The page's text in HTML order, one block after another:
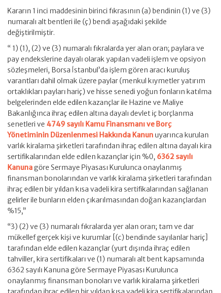
Kararın 1 inci maddesinin birinci fıkrasının (a) bendinin (1) ve (3)
numaralı alt bentleri ile (ç) bendi aşağıdaki şekilde
değiştirilmiştir.
“ 1) (1), (2) ve (3) numaralı fıkralarda yer alan oran; paylara ve
pay endekslerine dayalı olarak yapılan vadeli işlem ve opsiyon
sözleşmeleri, Borsa İstanbul’da işlem gören aracı kuruluş
varantları dahil olmak üzere paylar (menkul kıymetler yatırım
ortaklıkları payları hariç) ve hisse senedi yoğun fonların katılma
belgelerinden elde edilen kazançlar ile Hazine ve Maliye
Bakanlığınca ihraç edilen altına dayalı devlet iç borçlanma
senetleri ve 4749 sayılı Kamu Finansmanı ve Borç
Yönetiminin Düzenlenmesi Hakkında Kanunuyarınca kurulan
varlık kiralama şirketleri tarafından ihraç edilen altına dayalı kira
sertifikalarından elde edilen kazançlar için %0, 6362 sayılı
Kanunagöre Sermaye Piyasası Kurulunca onaylanmış
finansman bonolarından ve varlık kiralama şirketleri tarafından
ihraç edilen bir yıldan kısa vadeli kira sertifikalarından sağlanan
gelirler ile bunların elden çıkarılmasından doğan kazançlardan
%15,”
“3) (2) ve (3) numaralı fıkralarda yer alan oran; tam ve dar
mükellef gerçek kişi ve kurumlar [(c) bendinde sayılanlar hariç]
tarafından elde edilen kazançlar (yurt dışında ihraç edilen
tahviller, kira sertifikaları ve (1) numaralı alt bent kapsamında
6362 sayılı Kanuna göre Sermaye Piyasası Kurulunca
onaylanmış finansman bonoları ve varlık kiralama şirketleri